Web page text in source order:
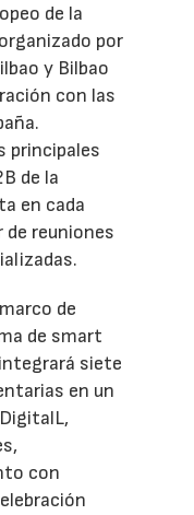
de la
por
y Bilbao
con las
principales
de la
en cada
de reuniones
de
de smart
siete
en un
con